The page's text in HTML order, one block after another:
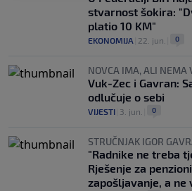
stvarnost šokira:
platio 10 KM"
EKONOMIJA 22. jun. 0
NOVCA IMA, ALI NEMA
Vuk-Zec i Gavran:
odlučuje o sebi
VIJESTI 3. jun. 0
STRUČNJAK IGOR
"Radnike ne treba
Rješenje za
zapošljavanje, a ne